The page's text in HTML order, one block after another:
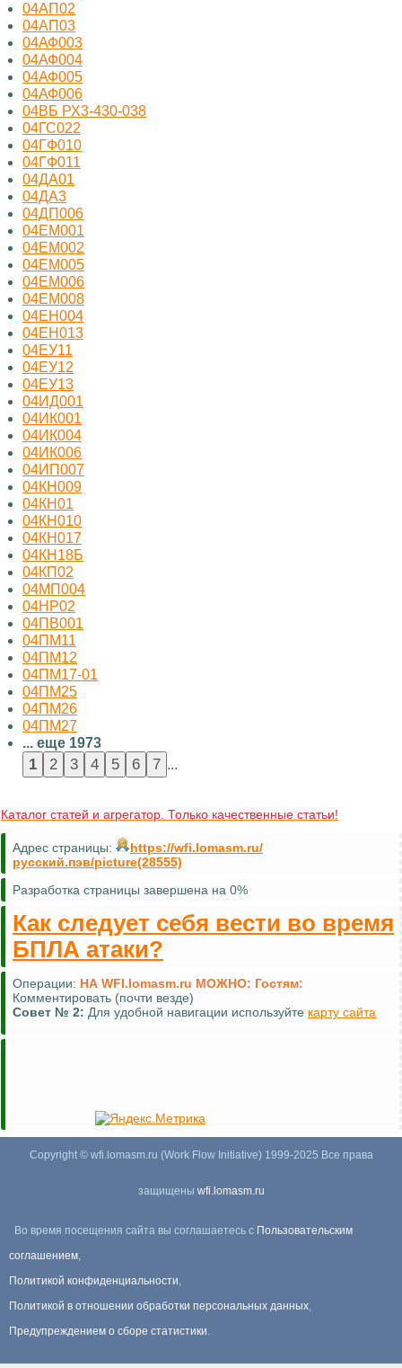
04АП02
04АП03
04АФ003
04АФ004
04АФ005
04АФ006
04ВБ РХ3-430-038
04ГС022
04ГФ010
04ГФ011
04ДА01
04ДА3
04ДП006
04ЕМ001
04ЕМ002
04ЕМ005
04ЕМ006
04ЕМ008
04ЕН004
04ЕН013
04ЕУ11
04ЕУ12
04ЕУ13
04ИД001
04ИК001
04ИК004
04ИК006
04ИП007
04КН009
04КН01
04КН010
04КН017
04КН18Б
04КП02
04МП004
04НР02
04ПВ001
04ПМ11
04ПМ12
04ПМ17-01
04ПМ25
04ПМ26
04ПМ27
... еще 1973
...
Каталог статей и агрегатор. Только качественные статьи!
Адрес страницы:
https://wfi.lomasm.ru/
русский.пэв/picture(28555)
Разработка страницы завершена на 0%
Как следует себя вести во время
БПЛА атаки?
Операции: НА WFI.lomasm.ru МОЖНО: Гостям:
Комментировать (почти везде)
Совет № 2: Для удобной навигации используйте карту сайта
Copyright © wfi.lomasm.ru (Work Flow Initiative) 1999-2025 Все права
защищены wfi.lomasm.ru
Во время посещения сайта вы соглашаетесь с Пользовательским
соглашением,
Политикой конфиденциальности,
Политикой в отношении обработки персональных данных,
Предупреждением о сборе статистики.